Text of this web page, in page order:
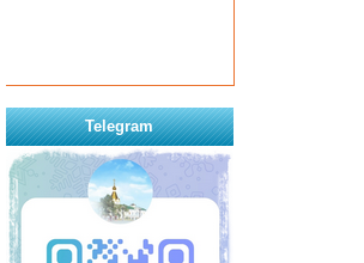
Telegram